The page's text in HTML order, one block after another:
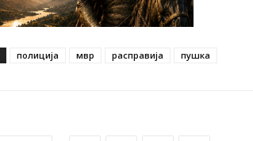
полиција мвр расправија пушка